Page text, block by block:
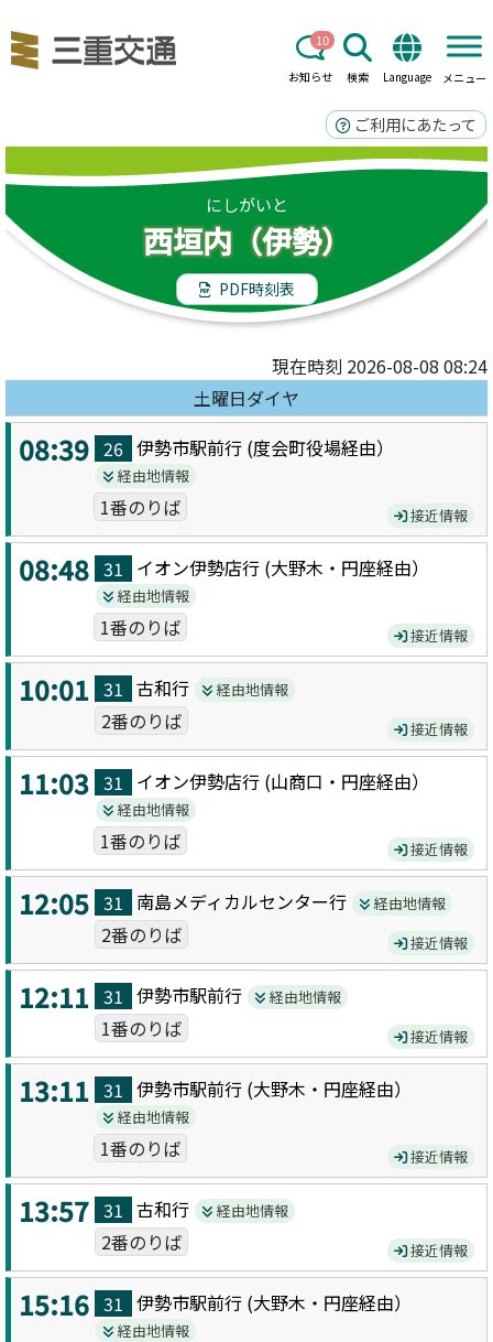
お知らせ
10
検索 Language メニュー
ご利用にあたって
にしがいと
西垣内（伊勢）
PDF時刻表
現在時刻 2026-08-08 08:24
土曜日ダイヤ
08:39 26 伊勢市駅前行 (度会町役場経由）
経由地情報
1番のりば 接近情報
08:48 31 イオン伊勢店行 (大野木・円座経由）
経由地情報
1番のりば 接近情報
10:01 31 古和行 経由地情報
2番のりば 接近情報
11:03 31 イオン伊勢店行 (山商口・円座経由）
経由地情報
1番のりば 接近情報
12:05 31 南島メディカルセンター行 経由地情報
2番のりば 接近情報
12:11 31 伊勢市駅前行 経由地情報
1番のりば 接近情報
13:11 31 伊勢市駅前行 (大野木・円座経由）
経由地情報
1番のりば 接近情報
13:57 31 古和行 経由地情報
2番のりば 接近情報
15:16 31 伊勢市駅前行 (大野木・円座経由）
経由地情報